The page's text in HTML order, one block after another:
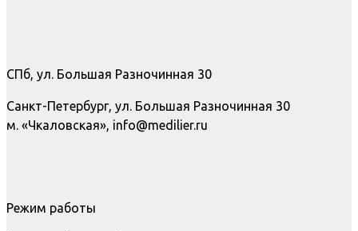
СПб, ул. Большая Разночинная 30
Санкт-Петербург, ул. Большая Разночинная 30
м. «Чкаловская», info@medilier.ru
Режим работы